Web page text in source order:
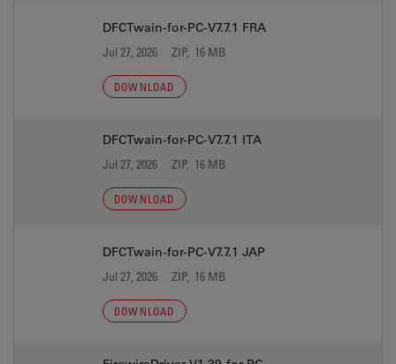
DFCTwain-for-PC-V7.7.1 FRA
Jul 27, 2026 ZIP, 16 MB
DOWNLOAD
DFCTwain-for-PC-V7.7.1 ITA
Jul 27, 2026 ZIP, 16 MB
DOWNLOAD
DFCTwain-for-PC-V7.7.1 JAP
Jul 27, 2026 ZIP, 16 MB
DOWNLOAD